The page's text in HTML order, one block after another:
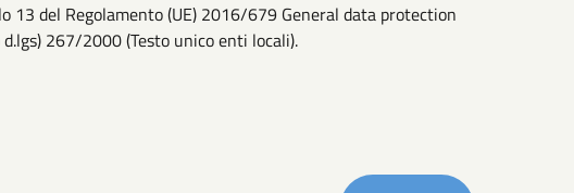
del Regolamento (UE) 2016/679 General data protection
267/2000 (Testo unico enti locali).